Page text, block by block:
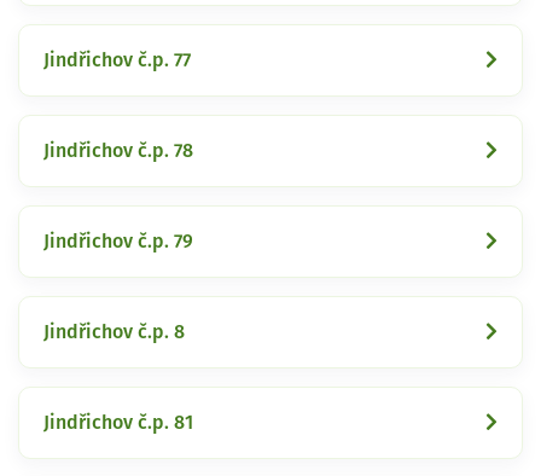
Jindřichov č.p. 77
Jindřichov č.p. 78
Jindřichov č.p. 79
Jindřichov č.p. 8
Jindřichov č.p. 81